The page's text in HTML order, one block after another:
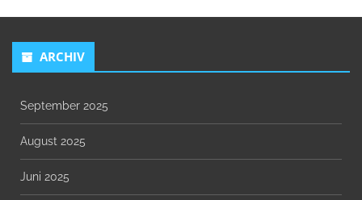
ARCHIV
September 2025
August 2025
Juni 2025